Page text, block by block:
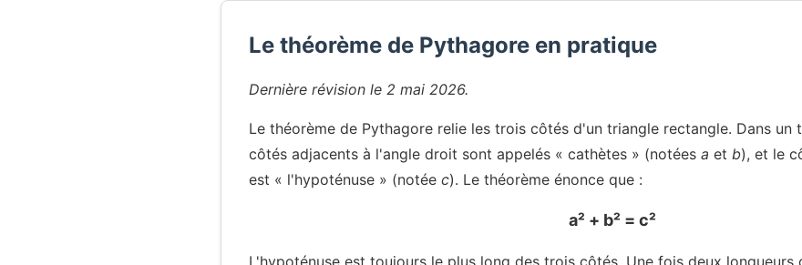
Le théorème de Pythagore en pratique
Dernière révision le 2 mai 2026.
Le théorème de Pythagore relie les trois côtés d'un triangle rectangle. Dans un
côtés adjacents à l'angle droit sont appelés « cathètes » (notées a et b), et le
est « l'hypoténuse » (notée c). Le théorème énonce que :
a² + b² = c²
L'hypoténuse est toujours le plus long des trois côtés. Une fois deux longueurs